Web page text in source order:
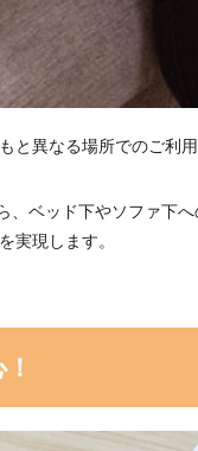
と異なる場所でのご利
ベッド下やソファ下
実現します。